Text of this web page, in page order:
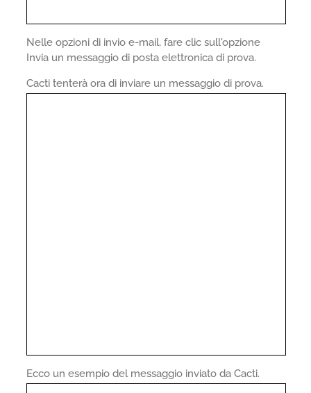
Nelle opzioni di invio e-mail, fare clic sull'opzione
Invia un messaggio di posta elettronica di prova.
Cacti tenterà ora di inviare un messaggio di prova.
Ecco un esempio del messaggio inviato da Cacti.